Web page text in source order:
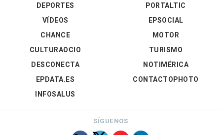
DEPORTES
VÍDEOS
PORTALTIC
EPSOCIAL
CHANCE
CULTURAOCIO
DESCONECTA
EPDATA.ES
INFOSALUS
MOTOR
TURISMO
NOTIMÉRICA
CONTACTOPHOTO
SÍGUENOS